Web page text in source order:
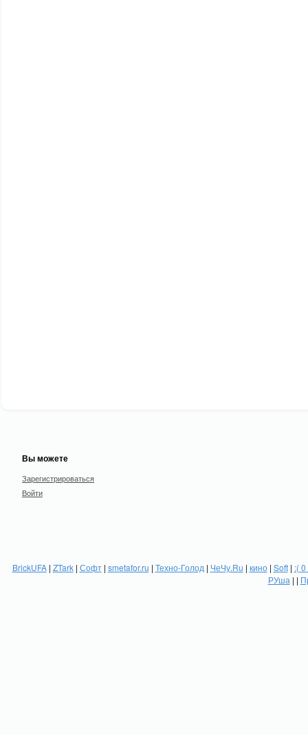
Вы можете
Зарегистрироваться
Войти
BrickUFA| ZTark| Софт| smetafor.ru | Техно-Голод | ЧеЧу.Ru | кино| Soft| :(
РУша | |